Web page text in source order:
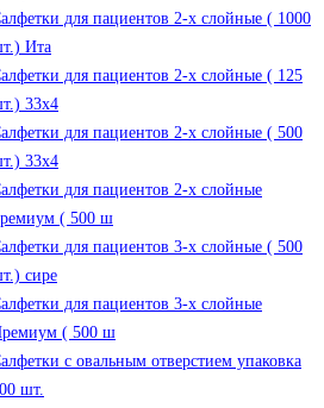
для пациентов 2-х слойные ( 1000
Ита
для пациентов 2-х слойные ( 125
33х4
для пациентов 2-х слойные ( 500
33х4
для пациентов 2-х слойные
( 500 ш
для пациентов 3-х слойные ( 500
сире
для пациентов 3-х слойные
( 500 ш
с овальным отверстием упаковка
шт.